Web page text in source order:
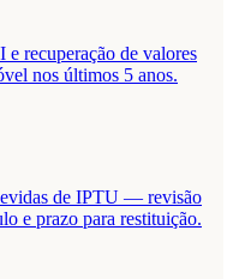
recuperação de valores
nos últimos 5 anos.
de IPTU — revisão
e prazo para restituição.